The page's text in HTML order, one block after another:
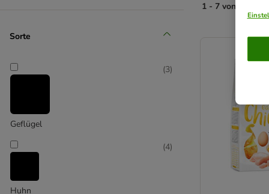
Royal Canin Breed (Rasse)
Smilla
Advance Veterinary Diets
Sorte
Geflügel
(3)
Huhn
(4)
1 - 7 von 7
product items